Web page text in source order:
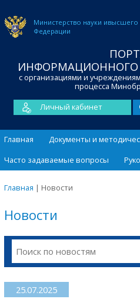
Министерство науки ивысшего
Федерации
ИНФОРМАЦИОННОГО
с организациями и
процесса
Личный кабинет
Главная
Документы и
Часто задаваемые вопросы
Главная | Новости
Новости
25.07.2025